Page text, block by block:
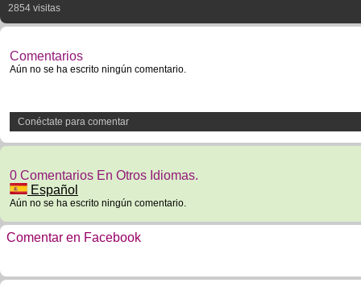
2854 visitas
Comentarios
Aún no se ha escrito ningún comentario.
Conéctate para comentar
0 Comentarios En Otros Idiomas.
Español
Aún no se ha escrito ningún comentario.
Comentar en Facebook